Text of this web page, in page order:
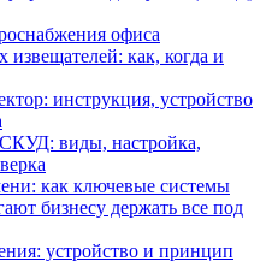
офиса
как, когда и
инструкция, устройство
виды, настройка,
как ключевые системы
бизнесу держать все под
устройство и принцип